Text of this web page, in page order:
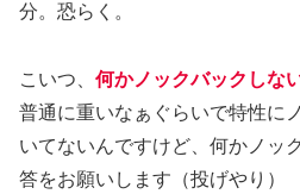
分。恐らく。
こいつ、 何かノックバックしな
普通に重いなぁぐらいで特性に
いてないんですけど、何かノッ
答をお願いします（投げやり）